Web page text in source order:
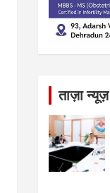
ताज़ा न्यूज़